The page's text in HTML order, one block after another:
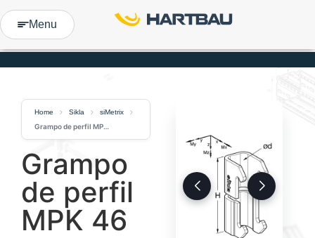
Menu
Home Sikla siMetrix
Grampo de perfil MPK 46
Grampo
de perfil
MPK 46